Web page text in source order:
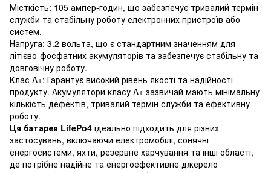
Місткість: 105 ампер-годин, що забезпечує тривалий термін
служби та стабільну роботу електронних пристроїв або
систем.
Напруга: 3.2 вольта, що є стандартним значенням для
літієво-фосфатних акумуляторів та забезпечує стабільну та
довговічну роботу.
Клас A+: Гарантує високий рівень якості та надійності
продукту. Акумулятори класу A+ зазвичай мають мінімальну
кількість дефектів, тривалий термін служби та ефективну
роботу.
Ця батарея LifePo4 ідеально підходить для різних
застосувань, включаючи електромобілі, сонячні
енергосистеми, яхти, резервне харчування та інші області,
де потрібне надійне та енергоефективне джерело